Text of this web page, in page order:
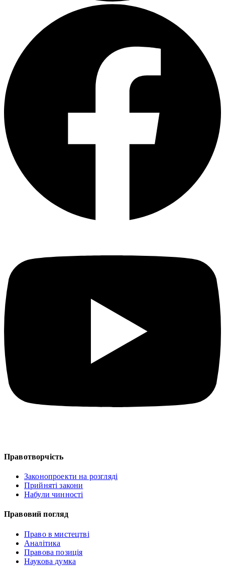
Правотворчість
Законопроекти на розгляді
Прийняті закони
Набули чинності
Правовий погляд
Право в мистецтві
Аналітика
Правова позиція
Наукова думка